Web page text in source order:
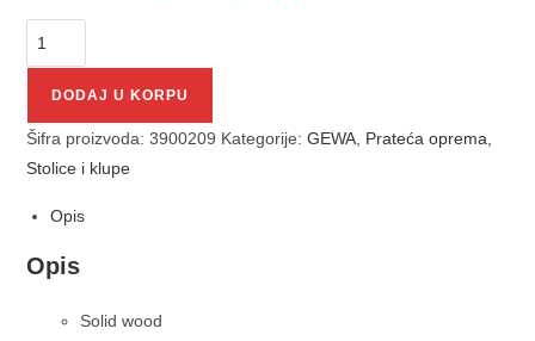
DODAJ U KORPU
Šifra proizvoda:3900209 Kategorije:GEWA Prateća oprema
Stolice i klupe
Opis
Opis
Solid wood